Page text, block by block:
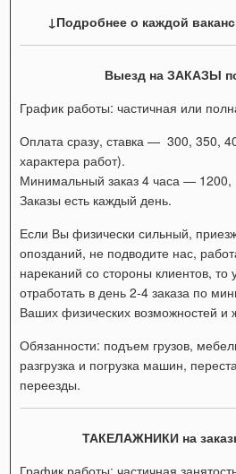
↓Подробнее о каждой
Выезд на ЗАКАЗЫ
График работы: частичная или
Оплата сразу, ставка — 300, 350,
характера работ).
Минимальный заказ 4 часа — 1200,
Заказы есть каждый день.
Если Вы физически сильный,
опозданий, не подводите нас,
нареканий со стороны клиентов, то
отработать в день 2-4 заказа по
Ваших физических возможностей и
Обязанности: подъем грузов,
разгрузка и погрузка машин,
переезды.
ТАКЕЛАЖНИКИ на